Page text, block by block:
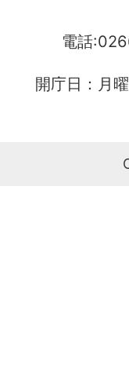
電話
開庁日：月